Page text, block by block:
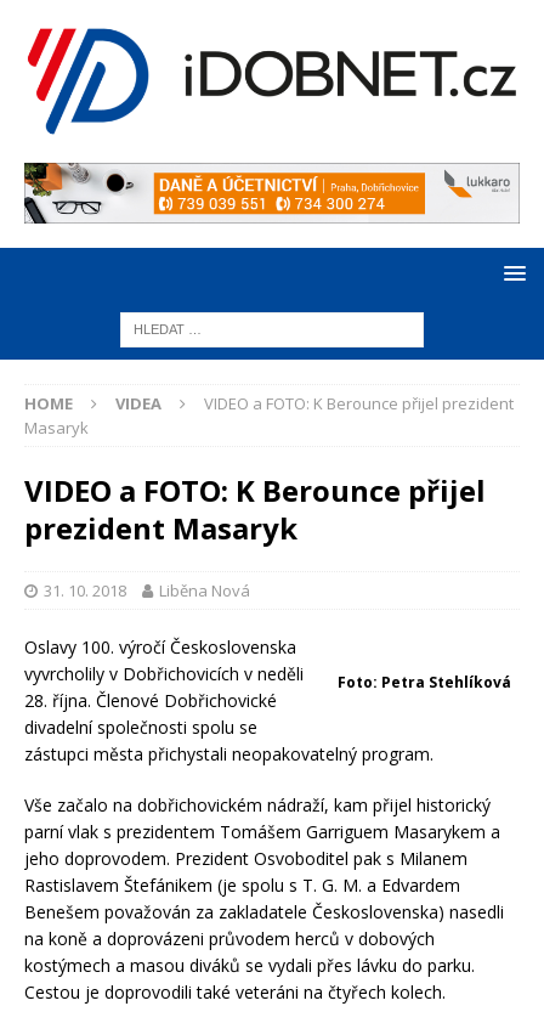
HOME VIDEA
VIDEO a FOTO: K Berounce přijel prezident
Masaryk
VIDEO a FOTO: K Berounce přijel
prezident Masaryk
31. 10. 2018 Liběna Nová
Foto: Petra Stehlíková
Oslavy 100. výročí Československa
vyvrcholily v Dobřichovicích v neděli
28. října. Členové Dobřichovické
divadelní společnosti spolu se
zástupci města přichystali neopakovatelný program.
Vše začalo na dobřichovickém nádraží, kam přijel historický
parní vlak s prezidentem Tomášem Garriguem Masarykem a
jeho doprovodem. Prezident Osvoboditel pak s Milanem
Rastislavem Štefánikem (je spolu s T. G. M. a Edvardem
Benešem považován za zakladatele Československa) nasedli
na koně a doprovázeni průvodem herců v dobových
kostýmech a masou diváků se vydali přes lávku do parku.
Cestou je doprovodili také veteráni na čtyřech kolech.